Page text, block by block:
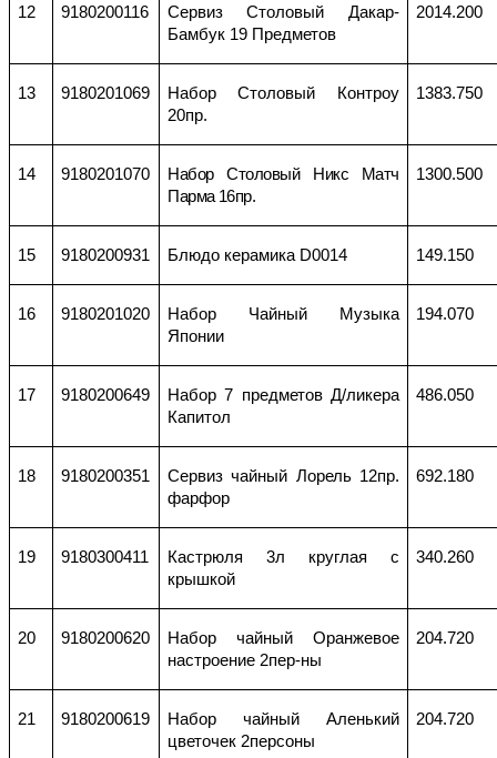
12 9180200116
Сервиз Столовый Дакар-
Бамбук 19 Предметов
2014.200
13 9180201069
Набор Столовый Контроу
20пр.
1383.750
14 9180201070
Набор Столовый Никс Матч
Парма 16пр.
1300.500
15 9180200931 Блюдо керамика D0014 149.150
16 9180201020
Набор Чайный Музыка
Японии
194.070
17 9180200649
Набор 7 предметов Д/ликера
Капитол
486.050
18 9180200351
Сервиз чайный Лорель 12пр.
фарфор
692.180
19 9180300411
Кастрюля 3л круглая с
крышкой
340.260
20 9180200620
Набор чайный Оранжевое
настроение 2пер-ны
204.720
21 9180200619
Набор чайный Аленький
цветочек 2персоны
204.720